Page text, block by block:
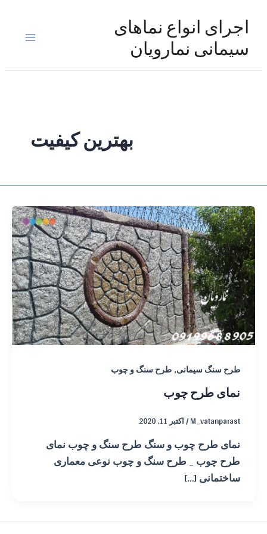
اجرای انواع نماهای
سیمانی نمارویان
Main
بهترین کیفیت
طرح سنگ سیمانی,طرح سنگ و چوب
نمای طرح چوب
M_vatanparast
/اکتبر 11, 2020
نمای طرح چوب و سنگ طرح سنگ و چوب نمای
طرح چوب _ طرح سنگ و چوب نوعی معماری
ساختمانی […]